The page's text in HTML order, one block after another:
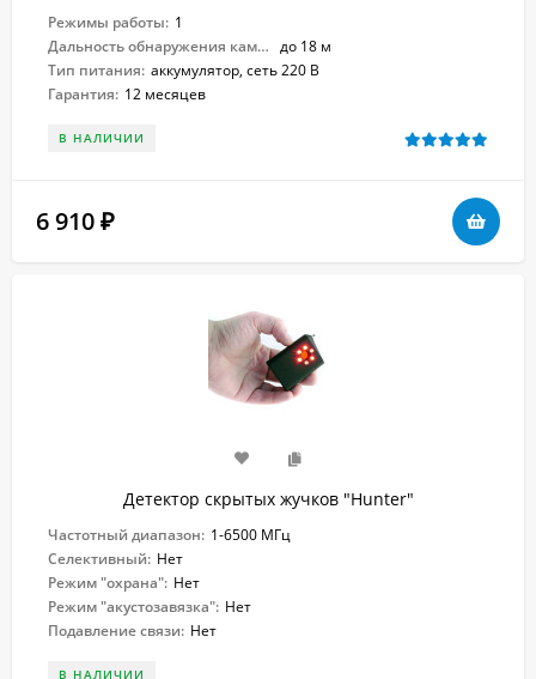
Режимы работы: 1
Дальность обнаружения камер: до 18 м
Тип питания: аккумулятор, сеть 220 В
Гарантия: 12 месяцев
В НАЛИЧИИ
6 910 ₽
Детектор скрытых жучков "Hunter"
Частотный диапазон: 1-6500 МГц
Селективный: Нет
Режим "охрана": Нет
Режим "акустозавязка": Нет
Подавление связи: Нет
В НАЛИЧИИ